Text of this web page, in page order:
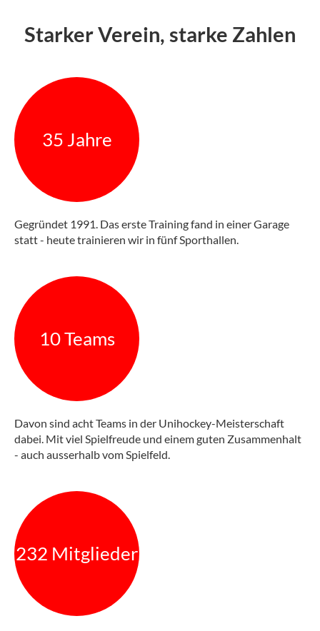
Starker Verein, starke Zahlen
35 Jahre
Gegründet 1991. Das erste Training fand in einer Garage
statt - heute trainieren wir in fünf Sporthallen.
10 Teams
Davon sind acht Teams in der Unihockey-Meisterschaft
dabei. Mit viel Spielfreude und einem guten Zusammenhalt
- auch ausserhalb vom Spielfeld.
232 Mitglieder